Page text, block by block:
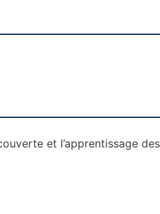
et l’apprentissage